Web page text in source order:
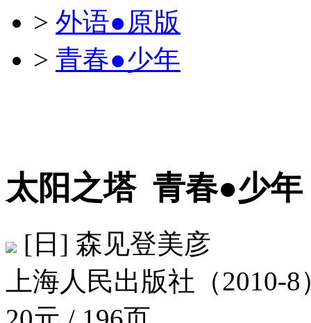
> 外语●原版
> 青春●少年
太阳之塔 青春●少年
[日] 森见登美彦
上海人民出版社（2010-8